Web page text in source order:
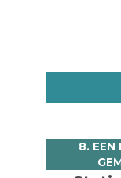
8. EEN